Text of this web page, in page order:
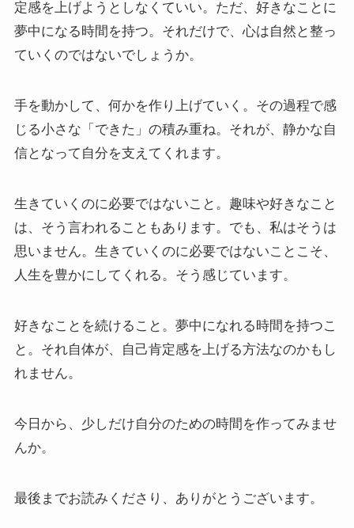
定感を上げようとしなくていい。ただ、好きなことに
夢中になる時間を持つ。それだけで、心は自然と整っ
ていくのではないでしょうか。
手を動かして、何かを作り上げていく。その過程で感
じる小さな「できた」の積み重ね。それが、静かな自
信となって自分を支えてくれます。
生きていくのに必要ではないこと。趣味や好きなこと
は、そう言われることもあります。でも、私はそうは
思いません。生きていくのに必要ではないことこそ、
人生を豊かにしてくれる。そう感じています。
好きなことを続けること。夢中になれる時間を持つこ
と。それ自体が、自己肯定感を上げる方法なのかもし
れません。
今日から、少しだけ自分のための時間を作ってみませ
んか。
最後までお読みくださり、ありがとうございます。